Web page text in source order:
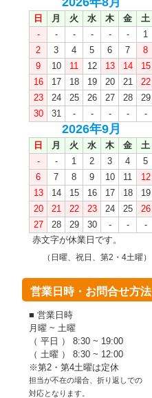
日 月 火 水 木 金
土
-
- - - - -
1
2
3 4 5 6 7
8
9
10 11 12 13 14
15
16
17 18 19 20 21
22
23
24 25 26 27 28
29
30
31 - - - - -
2026年9月
日 月 火 水 木 金
土
-
- 1 2 3 4
5
6
7 8 9 10 11
12
13
14 15 16 17 18
19
20
21 22 23 24 25
26
27
28 29 30 - -
-
赤文字が休業日です。
（日曜、祝日、第2・4土曜）
営業日時・お問合せ方法
■ 営業日時
月曜 ~ 土曜
（ 平日 ） 8:30 ~ 19:00
（ 土曜 ） 8:30 ~ 12:00
※第2・第4土曜は定休
担当が不在の場合、折り返しでの
対応となります。